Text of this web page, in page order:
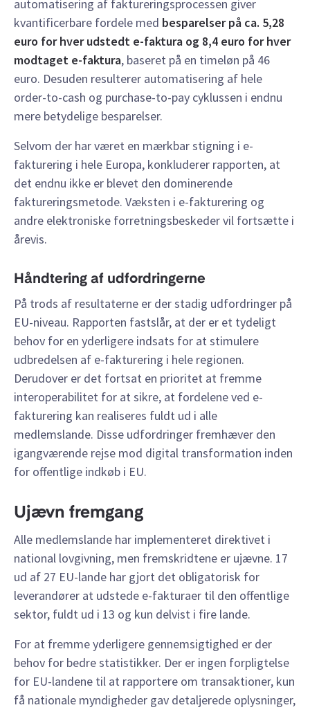
automatisering af faktureringsprocessen giver
kvantificerbare fordele med besparelser på ca. 5,28
euro for hver udstedt e-faktura og 8,4 euro for hver
modtaget e-faktura, baseret på en timeløn på 46
euro. Desuden resulterer automatisering af hele
order-to-cash og purchase-to-pay cyklussen i endnu
mere betydelige besparelser.
Selvom der har været en mærkbar stigning i e-
fakturering i hele Europa, konkluderer rapporten, at
det endnu ikke er blevet den dominerende
faktureringsmetode. Væksten i e-fakturering og
andre elektroniske forretningsbeskeder vil fortsætte i
årevis.
Håndtering af udfordringerne
På trods af resultaterne er der stadig udfordringer på
EU-niveau. Rapporten fastslår, at der er et tydeligt
behov for en yderligere indsats for at stimulere
udbredelsen af e-fakturering i hele regionen.
Derudover er det fortsat en prioritet at fremme
interoperabilitet for at sikre, at fordelene ved e-
fakturering kan realiseres fuldt ud i alle
medlemslande. Disse udfordringer fremhæver den
igangværende rejse mod digital transformation inden
for offentlige indkøb i EU.
Ujævn fremgang
Alle medlemslande har implementeret direktivet i
national lovgivning, men fremskridtene er ujævne. 17
ud af 27 EU-lande har gjort det obligatorisk for
leverandører at udstede e-fakturaer til den offentlige
sektor, fuldt ud i 13 og kun delvist i fire lande.
For at fremme yderligere gennemsigtighed er der
behov for bedre statistikker. Der er ingen forpligtelse
for EU-landene til at rapportere om transaktioner, kun
få nationale myndigheder gav detaljerede oplysninger,